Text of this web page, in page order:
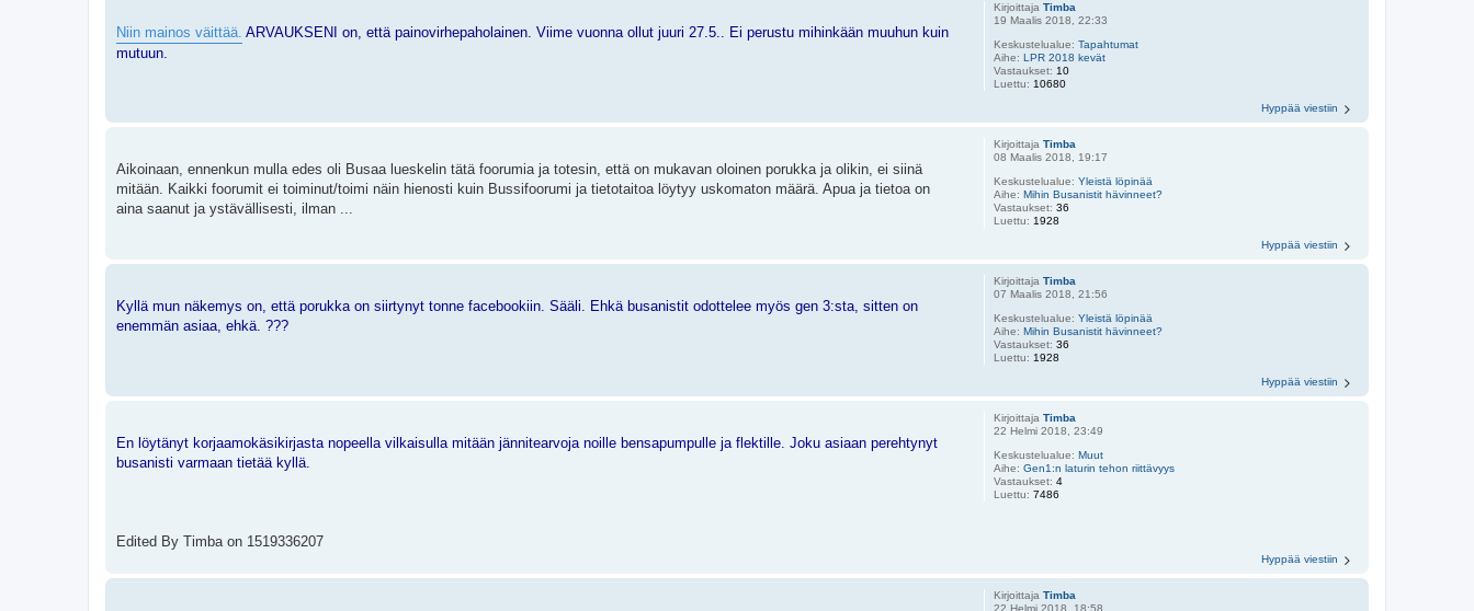
KirjoittajaTimba
19 Maalis 2018, 22:33
Keskustelualue:Tapahtumat
Aihe:LPR 2018 kevät
Vastaukset: 10
Luettu: 10680
Niin mainos väittää. ARVAUKSENI on, että painovirhepaholainen. Viime vuonna ollut juuri 27.5.. Ei perustu mihinkään muuhun kuin
mutuun.
Hyppää viestiin
KirjoittajaTimba
08 Maalis 2018, 19:17
Keskustelualue:Yleistä löpinää
Aihe:Mihin Busanistit hävinneet?
Vastaukset:36
Luettu: 1928
Aikoinaan, ennenkun mulla edes oli Busaa lueskelin tätä foorumia ja totesin, että on mukavan oloinen porukka ja olikin, ei siinä
mitään. Kaikki foorumit ei toiminut/toimi näin hienosti kuin Bussifoorumi ja tietotaitoa löytyy uskomaton määrä. Apua ja tietoa on
aina saanut ja ystävällisesti, ilman ...
Hyppää viestiin
KirjoittajaTimba
07 Maalis 2018, 21:56
Keskustelualue:Yleistä löpinää
Aihe:Mihin Busanistit hävinneet?
Vastaukset:36
Luettu: 1928
Kyllä mun näkemys on, että porukka on siirtynyt tonne facebookiin. Sääli. Ehkä busanistit odottelee myös gen 3:sta, sitten on
enemmän asiaa, ehkä. ???
Hyppää viestiin
KirjoittajaTimba
22 Helmi 2018, 23:49
Keskustelualue:Muut
Aihe:Gen1:n laturin tehon riittävyys
Vastaukset:4
Luettu:7486
En löytänyt korjaamokäsikirjasta nopeella vilkaisulla mitään jännitearvoja noille bensapumpulle ja flektille. Joku asiaan perehtynyt
busanisti varmaan tietää kyllä.
Edited By Timba on 1519336207
Hyppää viestiin
KirjoittajaTimba
22 Helmi 2018, 18:58